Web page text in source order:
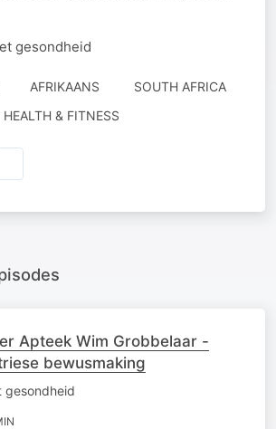
gesondheid
AFRIKAANS
SOUTH AFRICA
HEALTH & FITNESS
Apteek Wim Grobbelaar -
bewusmaking
gesondheid